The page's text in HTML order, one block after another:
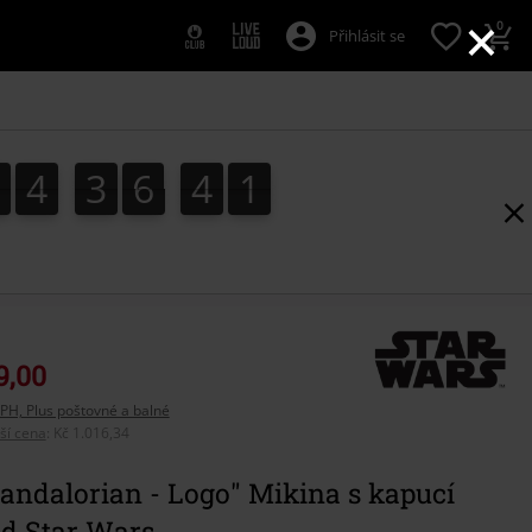
×
Přihlásit se 0
4
4 3
3 6
6 3
4
3 8
9
8
0
9
Plus poštovné a balné
cena
Kč 1.016,34
- Logo" Mikina s kapucí